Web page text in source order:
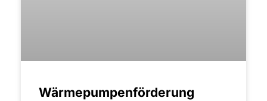
Wärmepumpenförderung